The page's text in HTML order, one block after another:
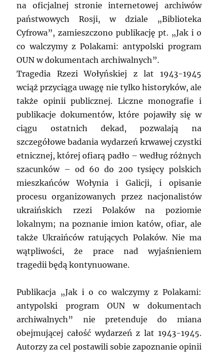
na oficjalnej stronie internetowej archiwów
państwowych Rosji, w dziale „Biblioteka
Cyfrowa”, zamieszczono publikację pt. „Jak i o
co walczymy z Polakami: antypolski program
OUN w dokumentach archiwalnych”.
Tragedia Rzezi Wołyńskiej z lat 1943-1945
wciąż przyciąga uwagę nie tylko historyków, ale
także opinii publicznej. Liczne monografie i
publikacje dokumentów, które pojawiły się w
ciągu ostatnich dekad, pozwalają na
szczegółowe badania wydarzeń krwawej czystki
etnicznej, której ofiarą padło – według różnych
szacunków – od 60 do 200 tysięcy polskich
mieszkańców Wołynia i Galicji, i opisanie
procesu organizowanych przez nacjonalistów
ukraińskich rzezi Polaków na poziomie
lokalnym; na poznanie imion katów, ofiar, ale
także Ukraińców ratujących Polaków. Nie ma
wątpliwości, że prace nad wyjaśnieniem
tragedii będą kontynuowane.
Publikacja „Jak i o co walczymy z Polakami:
antypolski program OUN w dokumentach
archiwalnych” nie pretenduje do miana
obejmującej całość wydarzeń z lat 1943-1945.
Autorzy za cel postawili sobie zapoznanie opinii